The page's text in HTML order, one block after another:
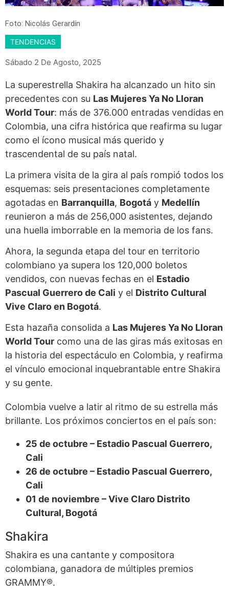
Foto: Nicolás Gerardín
TENDENCIAS
Sábado 2 De Agosto, 2025
La superestrella Shakira ha alcanzado un hito sin
precedentes con su Las Mujeres Ya No Lloran
World Tour: más de 376.000 entradas vendidas en
Colombia, una cifra histórica que reafirma su lugar
como el ícono musical más querido y
trascendental de su país natal.
La primera visita de la gira al país rompió todos los
esquemas: seis presentaciones completamente
agotadas en Barranquilla, Bogotá y Medellín
reunieron a más de 256,000 asistentes, dejando
una huella imborrable en la memoria de los fans.
Ahora, la segunda etapa del tour en territorio
colombiano ya supera los 120,000 boletos
vendidos, con nuevas fechas en el Estadio
Pascual Guerrero de Cali y el Distrito Cultural
Vive Claro en Bogotá.
Esta hazaña consolida a Las Mujeres Ya No Lloran
World Tour como una de las giras más exitosas en
la historia del espectáculo en Colombia, y reafirma
el vínculo emocional inquebrantable entre Shakira
y su gente.
Colombia vuelve a latir al ritmo de su estrella más
brillante. Los próximos conciertos en el país son:
25 de octubre – Estadio Pascual Guerrero,
Cali
26 de octubre – Estadio Pascual Guerrero,
Cali
01 de noviembre – Vive Claro Distrito
Cultural, Bogotá
Shakira
Shakira es una cantante y compositora
colombiana, ganadora de múltiples premios
GRAMMY®.